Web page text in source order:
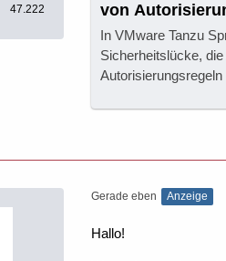
47.222
von
In VMware Tanzu
Sicherheitslücke,
Autorisierungsregeln
Gerade eben Anzeige
Hallo!